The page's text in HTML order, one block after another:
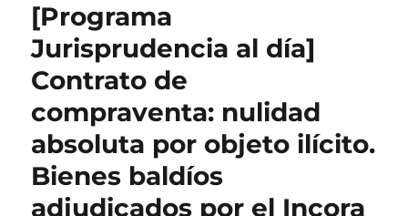
[Programa
Jurisprudencia al día]
Contrato de
compraventa: nulidad
absoluta por objeto ilícito.
Bienes baldíos
adjudicados por el Incora